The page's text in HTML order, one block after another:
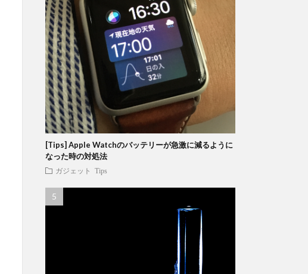
[Tips] Apple Watchのバッテリーが急激に減るように
なった時の対処法
ガジェット Tips